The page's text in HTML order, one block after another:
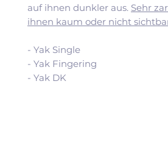
auf ihnen dunkler aus. Sehr
ihnen kaum oder nicht
- Yak Single
- Yak Fingering
- Yak DK